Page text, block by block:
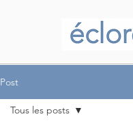
Post
Tous les posts